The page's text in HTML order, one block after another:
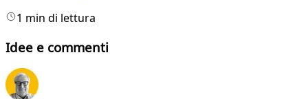
1 min di lettura
Idee e commenti